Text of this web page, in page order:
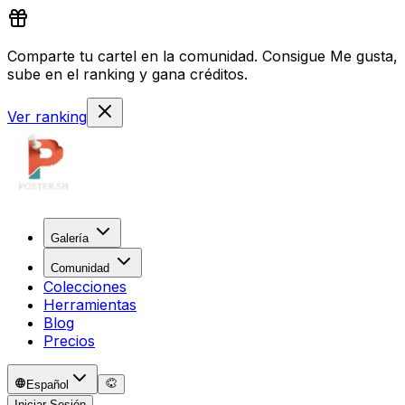
Comparte tu cartel en la comunidad. Consigue Me gusta,
sube en el ranking y gana créditos.
Ver ranking
Galería
Comunidad
Colecciones
Herramientas
Blog
Precios
Español